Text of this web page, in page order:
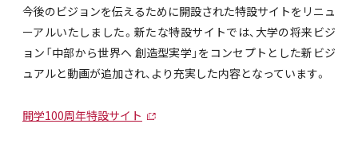
今後のビジョンを伝えるために開設された特設サイトをリニュ
ーアルいたしました。新たな特設サイトでは、大学の将来ビジ
ョン「中部から世界へ 創造型実学」をコンセプトとした新ビジ
ュアルと動画が追加され、より充実した内容となっています。
開学100周年特設サイト